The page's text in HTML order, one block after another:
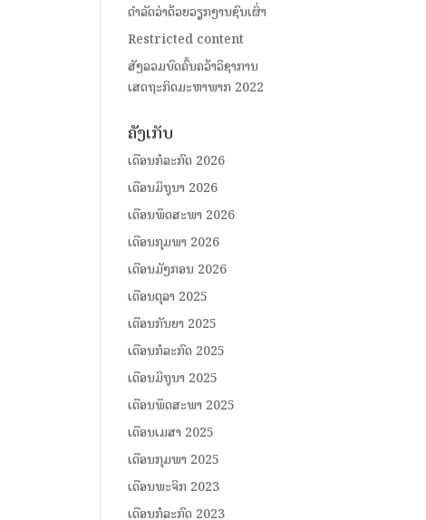
ດໍາລັດວ່າດ້ວຍວຽກງານຊົນເຜົ່າ
Restricted content
ສັງລວມບົດຄົ້ນຄວ້າວິຊາການ
ເສດຖະກິດມະຫາພາກ 2022
ຄັງເກັບ
ເດືອນກໍລະກົດ 2026
ເດືອນມິຖຸນາ 2026
ເດືອນພຶດສະພາ 2026
ເດືອນກຸມພາ 2026
ເດືອນມັງກອນ 2026
ເດືອນຕຸລາ 2025
ເດືອນກັນຍາ 2025
ເດືອນກໍລະກົດ 2025
ເດືອນມິຖຸນາ 2025
ເດືອນພຶດສະພາ 2025
ເດືອນເມສາ 2025
ເດືອນກຸມພາ 2025
ເດືອນພະຈິກ 2023
ເດືອນກໍລະກົດ 2023